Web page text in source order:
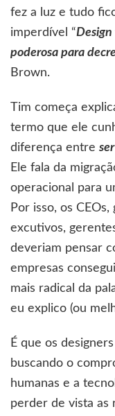
fez a luz e tudo
imperdível “
poderosa para
Brown.
Tim começa
termo que ele
diferença entre ser
Ele fala da
operacional para
Por isso, os
excutivos,
deveriam pensar
empresas
mais radical da
eu explico (ou
É que os
buscando o
humanas e a
perder de vista as